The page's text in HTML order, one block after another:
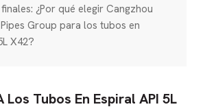
¿Por qué elegir Cangzhou
Group para los tubos en
X42?
Tubos En Espiral API 5L